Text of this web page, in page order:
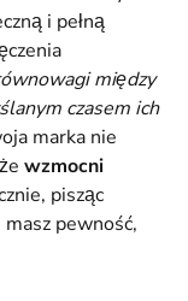
i pełną
między
czasem ich
marka nie
wzmocni
pisząc
pewność,